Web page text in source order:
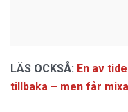
LÄS OCKSÅ: En av
tillbaka – men får